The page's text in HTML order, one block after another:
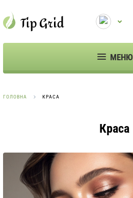
МЕНЮ
ГОЛОВНА КРАСА
Краса